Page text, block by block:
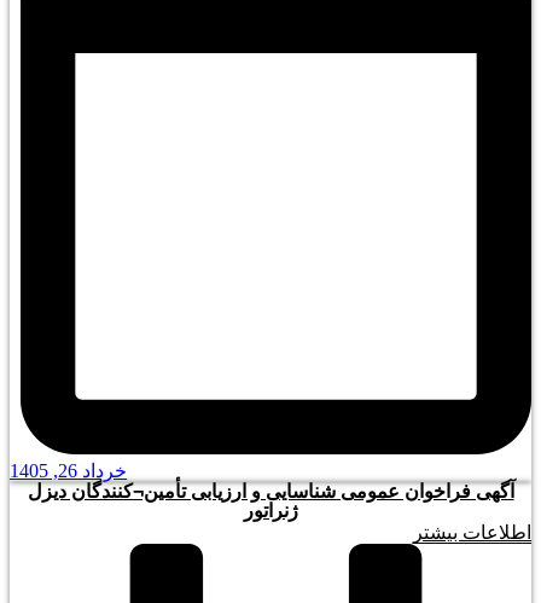
خرداد 26, 1405
آگهی فراخوان عمومی شناسایی و ارزیابی تأمین¬کنندگان دیزل
ژنراتور
اطلاعات بیشتر